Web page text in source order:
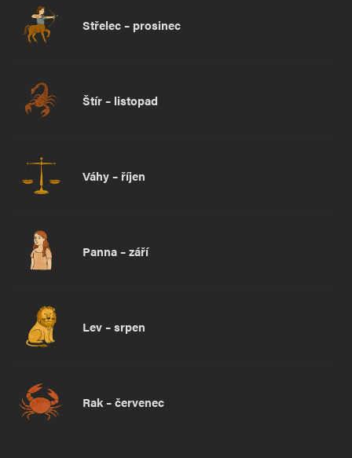
Střelec – prosinec
Štír – listopad
Váhy – říjen
Panna – září
Lev – srpen
Rak – červenec